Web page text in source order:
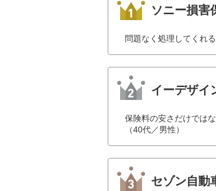
ソニー損害
問題なく処理してくれ
イーデザイ
保険料の安さだけでは
（40代／男性）
セゾン自動